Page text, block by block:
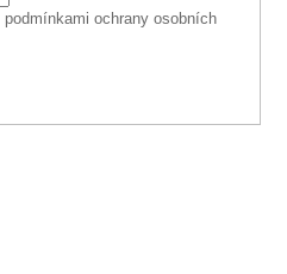
podmínkami ochrany osobních